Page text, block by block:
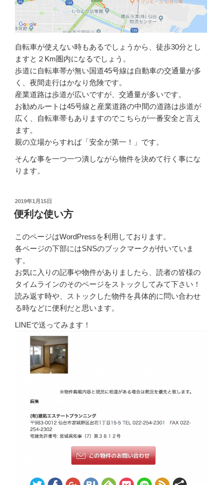
自転車が使えない時もあるでしょうから、徒歩30分とし
ますと２Km圏内になるでしょう。
歩道に自転車帯が無い国道45号線は自動車の交通量が多
く、夜間走行はかなり危険です。
産業道路は歩道が広いですが、交通量が多いです。
お勧めルートは45号線と産業道路の中間の道路は歩道が
広く、自転車帯もありますのでこちらが一番安全と言え
ます。
親の立場からすれば「安全が第一！」です。
そんな事を一つ一つ潰しながら物件を決めて行く事にな
ります。
2019年1月15日
便利な使い方
このページはWordPressを利用しております。
各ページの下部にはSNSのブックマークが付いていま
す。
お気に入りの記事や物件がありましたら、読者の皆様の
タイムラインのそのページをストックしてみて下さい！
読み返す時や、ストックした物件を具体的に問い合わせ
る時などに便利だと思います。
LINEで送ってみます！